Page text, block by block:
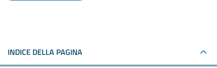
INDICE DELLA PAGINA